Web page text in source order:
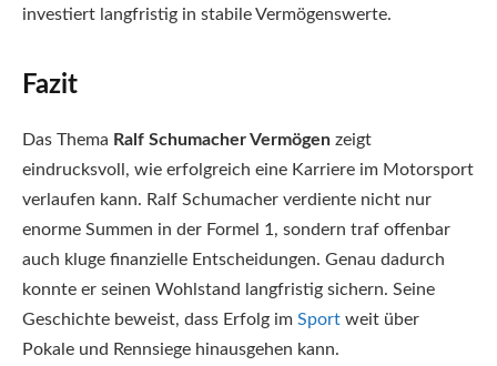
investiert langfristig in stabile Vermögenswerte.
Fazit
Das Thema Ralf Schumacher Vermögen zeigt
eindrucksvoll, wie erfolgreich eine Karriere im Motorsport
verlaufen kann. Ralf Schumacher verdiente nicht nur
enorme Summen in der Formel 1, sondern traf offenbar
auch kluge finanzielle Entscheidungen. Genau dadurch
konnte er seinen Wohlstand langfristig sichern. Seine
Geschichte beweist, dass Erfolg im Sport weit über
Pokale und Rennsiege hinausgehen kann.